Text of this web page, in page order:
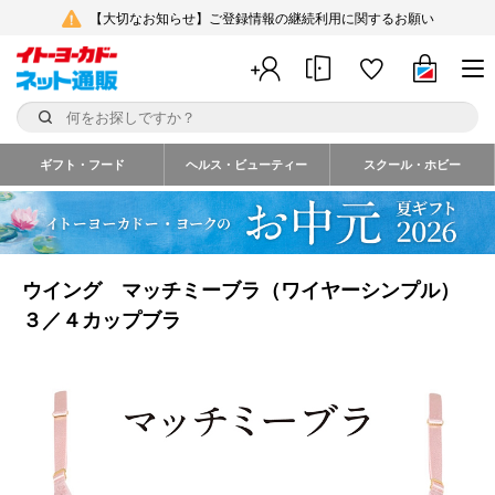
【大切なお知らせ】ご登録情報の継続利用に関するお願い
ギフト・フード ヘルス・ビューティー スクール・ホビー
ウイング マッチミーブラ（ワイヤーシンプル）
３／４カップブラ